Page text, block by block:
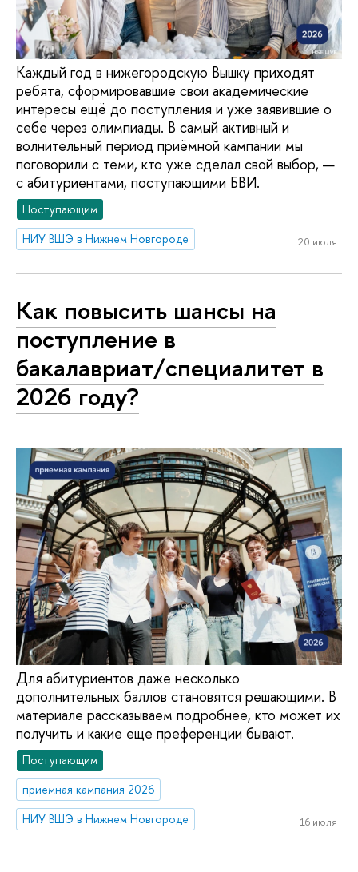
Каждый год в нижегородскую Вышку приходят
ребята, сформировавшие свои академические
интересы ещё до поступления и уже заявившие о
себе через олимпиады. В самый активный и
волнительный период приёмной кампании мы
поговорили с теми, кто уже сделал свой выбор, —
с абитуриентами, поступающими БВИ.
Поступающим
НИУ ВШЭ в Нижнем Новгороде
20 июля
Как повысить шансы на
поступление в
бакалавриат/специалитет в
2026 году?
Для абитуриентов даже несколько
дополнительных баллов становятся решающими. В
материале рассказываем подробнее, кто может их
получить и какие еще преференции бывают.
Поступающим
приемная кампания 2026
НИУ ВШЭ в Нижнем Новгороде
16 июля